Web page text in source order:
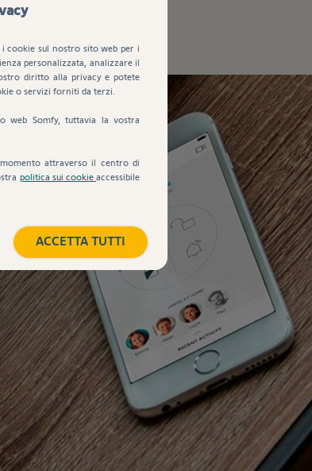
cookie sul nostro sito web per i
personalizzata, analizzare il
diritto alla privacy e potete
o servizi forniti da terzi.
web Somfy, tuttavia la vostra
attraverso il centro di
politica sui cookieaccessibile
ACCETTA TUTTI